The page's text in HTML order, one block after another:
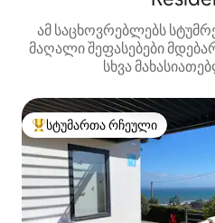
ამ საცხოვრებლებს
მაღალი შეფასებები
სხვა
სტუმართა რჩეული მოწინავე
სტუმართა რჩეული